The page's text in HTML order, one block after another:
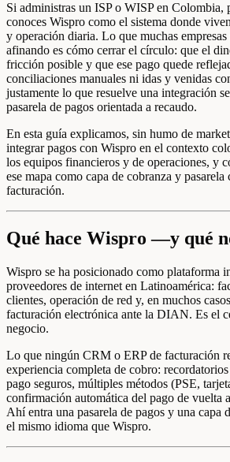
Si administras un ISP o WISP en Colombia,
conoces Wispro como el sistema donde
y operación diaria. Lo que muchas empresas
afinando es cómo cerrar el círculo: que el
fricción posible y que ese pago quede
conciliaciones manuales ni idas y venidas
justamente lo que resuelve una integración
pasarela de pagos orientada a recaudo.
En esta guía explicamos, sin humo de
integrar pagos con Wispro en el contexto
los equipos financieros y de operaciones, y
ese mapa como capa de cobranza y pasarela
facturación.
Qué hace Wispro —y qué
Wispro se ha posicionado como plataforma
proveedores de internet en Latinoamérica:
clientes, operación de red y, en muchos
facturación electrónica ante la DIAN. Es el
negocio.
Lo que ningún CRM o ERP de facturación
experiencia completa de cobro:
pago seguros, múltiples métodos (PSE,
confirmación automática del pago de vuelta
Ahí entra una pasarela de pagos y una capa
el mismo idioma que Wispro.